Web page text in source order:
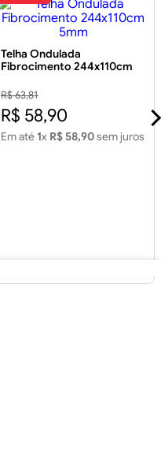
Telha Ondulada
Fibrocimento 244x110cm
R$ 63,81
R$ 58,90
Em até 1x R$ 58,90sem juros